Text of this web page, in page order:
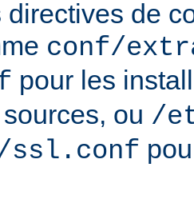
directives de
conf/
pour les
ou /
ssl.conf